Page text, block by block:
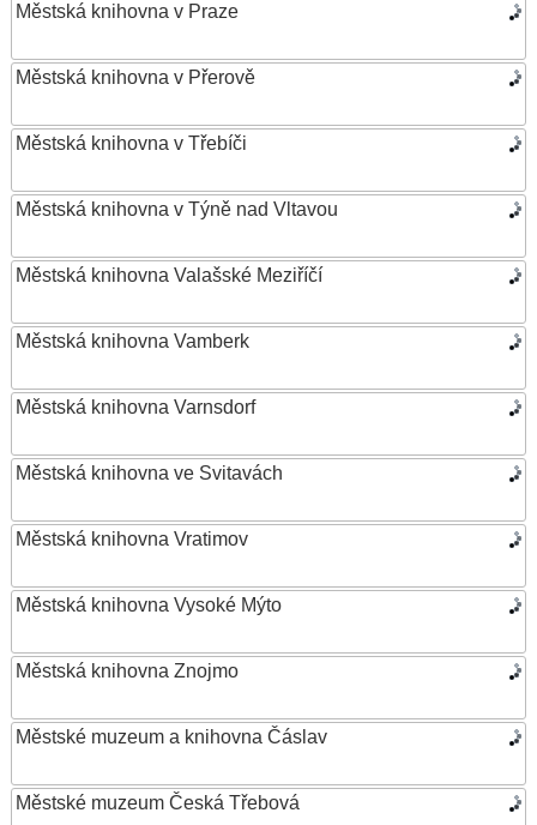
Městská knihovna v Praze
Městská knihovna v Přerově
Městská knihovna v Třebíči
Městská knihovna v Týně nad Vltavou
Městská knihovna Valašské Meziříčí
Městská knihovna Vamberk
Městská knihovna Varnsdorf
Městská knihovna ve Svitavách
Městská knihovna Vratimov
Městská knihovna Vysoké Mýto
Městská knihovna Znojmo
Městské muzeum a knihovna Čáslav
Městské muzeum Česká Třebová